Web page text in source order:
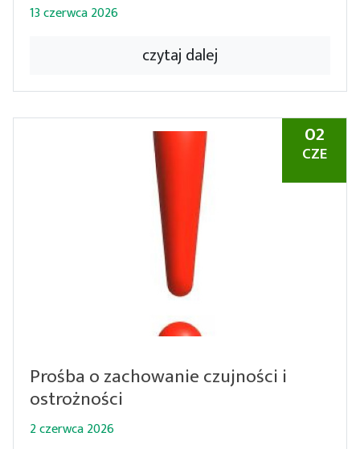
13 czerwca 2026
czytaj dalej
02
CZE
Prośba o zachowanie czujności i
ostrożności
2 czerwca 2026